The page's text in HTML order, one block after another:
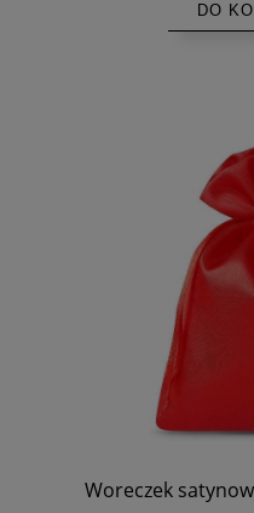
DO
Woreczek